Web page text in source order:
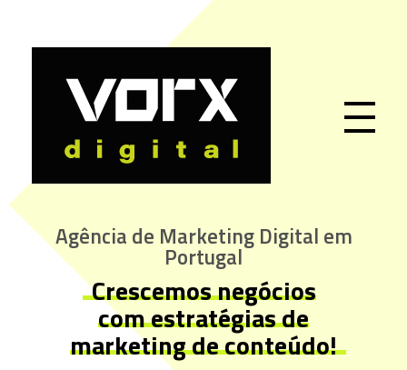
Agência de Marketing Digital em
Portugal
Crescemos negócios
com estratégias de
marketing de conteúdo!